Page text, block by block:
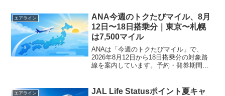
エアライン
ANA今週のトクたびマイル、8月
12日〜18日搭乗分｜東京〜札幌
は7,500マイル
ANAは「今週のトクたびマイル」で、
2026年8月12日から18日搭乗分の対象路
線を案内しています。予約・発券期間は8
9,000マイルで予約できます。夏休み...
エアライン
JAL Life Statusポイント夏キャ